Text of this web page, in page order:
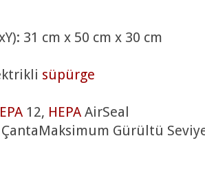
31 cm x 50 cm x 30 cm
süpürge
12, HEPA AirSeal
ÇantaMaksimum Gürültü